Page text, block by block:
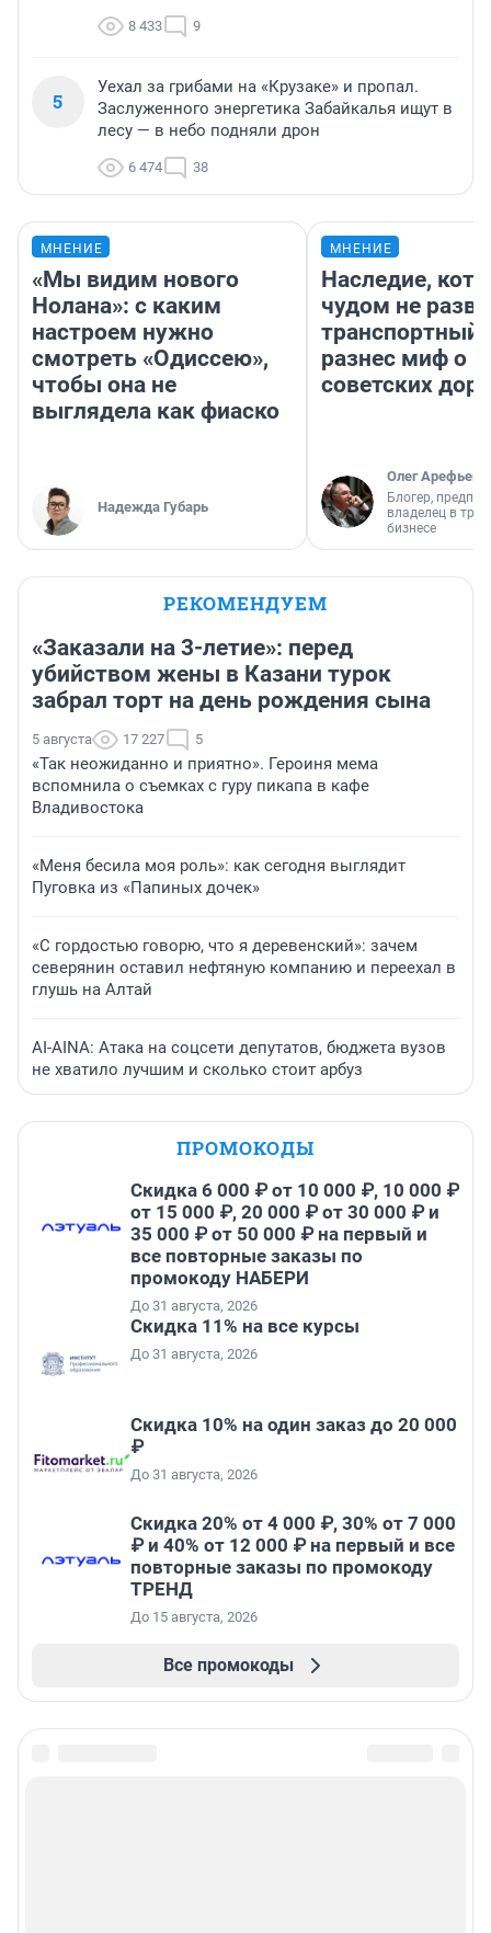
8 433 9
5
Уехал за грибами на «Крузаке» и пропал.
Заслуженного энергетика Забайкалья ищут в
лесу — в небо подняли дрон
6 474 38
МНЕНИЕ
«Мы видим нового
Нолана»: с каким
настроем нужно
смотреть «Одиссею»,
чтобы она не
выглядела как фиаско
Надежда Губарь
МНЕНИЕ
Наследие,
чудом не
транспортный
разнес миф о
советских
Олег Арефьев
Блогер,
владелец в
бизнесе
РЕКОМЕНДУЕМ
«Заказали на 3-летие»: перед
убийством жены в Казани турок
забрал торт на день рождения сына
5 августа 17 227 5
«Так неожиданно и приятно». Героиня мема
вспомнила о съемках с гуру пикапа в кафе
Владивостока
«Меня бесила моя роль»: как сегодня выглядит
Пуговка из «Папиных дочек»
«С гордостью говорю, что я деревенский»: зачем
северянин оставил нефтяную компанию и переехал в
глушь на Алтай
AI-AINA: Атака на соцсети депутатов, бюджета вузов
не хватило лучшим и сколько стоит арбуз
ПРОМОКОДЫ
Скидка 6 000 ₽ от 10 000 ₽, 10 000 ₽
от 15 000 ₽, 20 000 ₽ от 30 000 ₽ и
35 000 ₽ от 50 000 ₽ на первый и
все повторные заказы по
промокоду НАБЕРИ
До 31 августа, 2026
Скидка 11% на все курсы
До 31 августа, 2026
Скидка 10% на один заказ до 20 000
₽
До 31 августа, 2026
Скидка 20% от 4 000 ₽, 30% от 7 000
₽ и 40% от 12 000 ₽ на первый и все
повторные заказы по промокоду
ТРЕНД
До 15 августа, 2026
Все промокоды